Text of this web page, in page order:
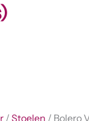
/ Stoelen / Bolero